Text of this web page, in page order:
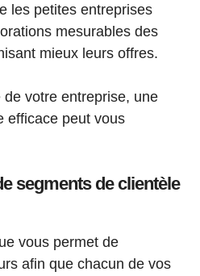
les petites entreprises
mesurables des
mieux leurs offres.
votre entreprise, une
efficace peut vous
segments de clientèle
vous permet de
afin que chacun de vos